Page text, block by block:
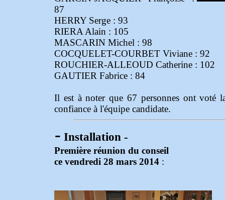
87
HERRY Serge : 93
RIERA Alain : 105
MASCARIN Michel : 98
COCQUELET-COURBET Viviane : 92
ROUCHIER-ALLEOUD Catherine : 102
GAUTIER Fabrice : 84
Il est à noter que 67 personnes ont voté
confiance à l'équipe candidate.
- Installation -
Première réunion du conseil
ce vendredi 28 mars 2014 :